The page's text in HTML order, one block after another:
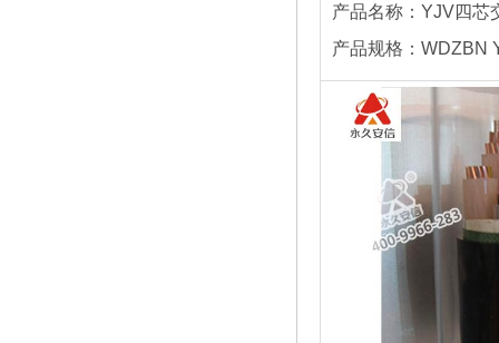
产品名称：YJV四芯
产品规格：WDZBN